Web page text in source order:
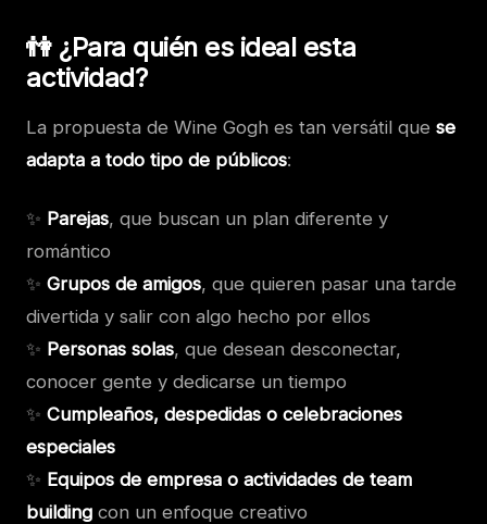
👫 ¿Para quién es ideal esta
actividad?
La propuesta de Wine Gogh es tan versátil que se
adapta a todo tipo de públicos:
✨ Parejas, que buscan un plan diferente y
romántico
✨ Grupos de amigos, que quieren pasar una tarde
divertida y salir con algo hecho por ellos
✨ Personas solas, que desean desconectar,
conocer gente y dedicarse un tiempo
✨ Cumpleaños, despedidas o celebraciones
especiales
✨ Equipos de empresa o actividades de team
building con un enfoque creativo